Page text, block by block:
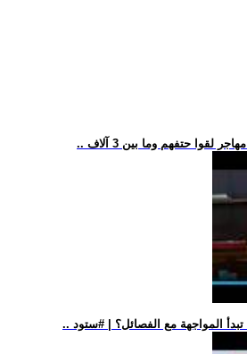
المواجهة مع الفصائل؟ | #ستود